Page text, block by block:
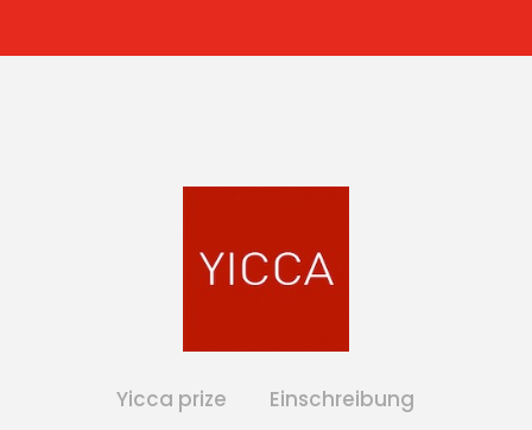
Yicca prize Einschreibung